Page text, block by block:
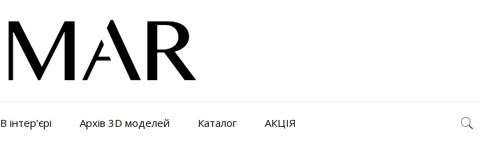
В інтер’єрі Архів 3D моделей Каталог АКЦІЯ